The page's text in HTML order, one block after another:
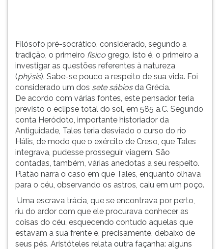
natureza
(phýsis).
Sabe-
pouco
respeito
vida.
considerado
sábios
Grécia.
Para
pausar
leitura
pressione
(primeira
tecla
esquerda
para
continuar
pressione
(primeira
tecla
Filósofo pré-socrático, considerado, segundo a
tradição, o primeiro físico grego, isto é, o primeiro a
investigar as questões referentes à natureza
(phýsis). Sabe-se pouco a respeito de sua vida. Foi
considerado um dos sete sábiosda Grécia.
De acordo com várias fontes, este pensador teria
previsto o eclipse total do sol, em 585 a.C. Segundo
conta Heródoto, importante historiador da
Antiguidade, Tales teria desviado o curso do rio
Hális, de modo que o exército de Creso, que Tales
integrava, pudesse prosseguir viagem. São
contadas, também, várias anedotas a seu respeito.
Platão narra o caso em que Tales, enquanto olhava
para o céu, observando os astros, caiu em um poço.
Uma escrava trácia, que se encontrava por perto,
riu do ardor com que ele procurava conhecer as
coisas do céu, esquecendo contudo aquelas que
estavam a sua frente e, precisamente, debaixo de
seus pés. Aristóteles relata outra façanha: alguns